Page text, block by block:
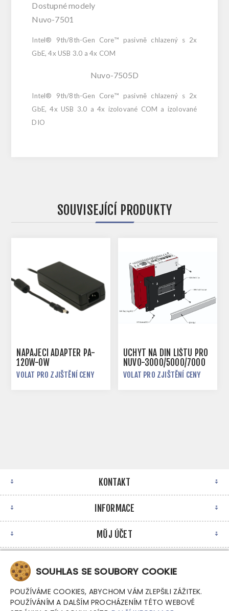
Dostupné modely
Nuvo-7501
Intel® 9th/8th-Gen Core™ pasivně chlazený s 2x
GbE, 4x USB 3.0 a 4x COM
Nuvo-7505D
Intel® 9th/8th-Gen Core™ pasivně chlazený s 2x
GbE, 4x USB 3.0 a 4x izolované COM a izolované
DIO
SOUVISEJÍCÍ PRODUKTY
NAPÁJECÍ ADAPTÉR PA-
120W-OW
VOLAT PRO ZJIŠTĚNÍ CENY
ÚCHYT NA DIN LIŠTU PRO
NUVO-3000/5000/7000
VOLAT PRO ZJIŠTĚNÍ CENY
KONTAKT
INFORMACE
MŮJ ÚČET
SOUHLAS SE SOUBORY COOKIE
POUŽÍVÁME COOKIES, ABYCHOM VÁM ZLEPŠILI ZÁŽITEK.
POUŽÍVÁNÍM A DALŠÍM PROCHÁZENÍM TÉTO WEBOVÉ